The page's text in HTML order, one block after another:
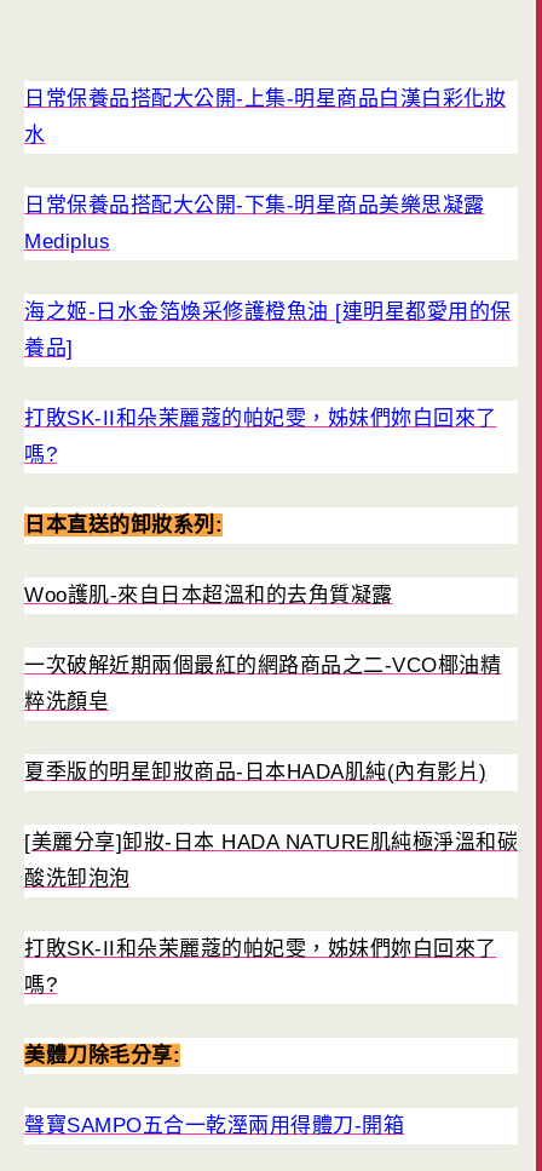
日常保養品搭配大公開-上集-明星商品白漢白彩化妝
水
日常保養品搭配大公開-下集-明星商品美樂思凝露
Mediplus
海之姬-日水金箔煥采修護橙魚油 [連明星都愛用的保
養品]
打敗SK-II和朵茉麗蔻的帕妃雯，姊妹們妳白回來了
嗎?
日本直送的卸妝系列:
Woo護肌-來自日本超溫和的去角質凝露
一次破解近期兩個最紅的網路商品之二-VCO椰油精
粹洗顏皂
夏季版的明星卸妝商品-日本HADA肌純(內有影片)
[美麗分享]卸妝-日本 HADA NATURE肌純極淨溫和碳
酸洗卸泡泡
打敗SK-II和朵茉麗蔻的帕妃雯，姊妹們妳白回來了
嗎?
美體刀除毛分享:
聲寶SAMPO五合一乾溼兩用得體刀-開箱